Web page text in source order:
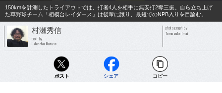
150kmを計測したトライアウトでは、打者4人を相手に無安打2奪三振。自ら立ち上げ
た草野球チーム「相模台レイダース」は後輩に譲り、最短でのNPB入りを目論む。
村瀬秀信
text by
Hidenobu Murase
photograph by
Tomosuke Imai
ポスト シェア コピー